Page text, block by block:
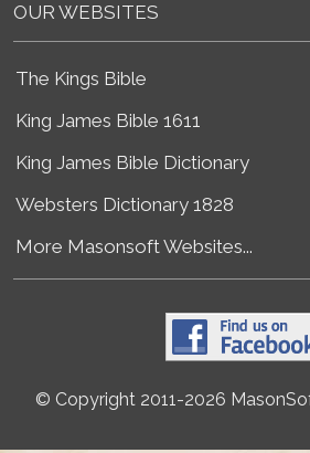
OUR WEBSITES
The Kings Bible
King James Bible 1611
King James Bible Dictionary
Websters Dictionary 1828
More Masonsoft Websites...
© Copyright 2011-2026